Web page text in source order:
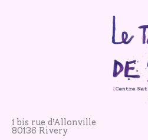
1 bis rue d’Allonville
80136 Rivery